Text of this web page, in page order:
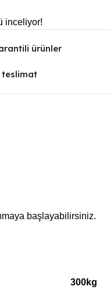
inceliyor!
ürünler
teslimat
başlayabilirsiniz.
300kg